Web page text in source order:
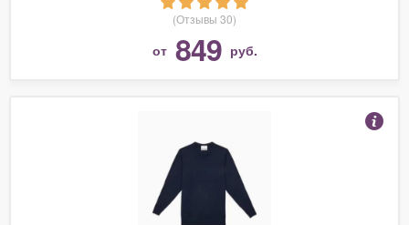
(Отзывы 30)
от 849 руб.